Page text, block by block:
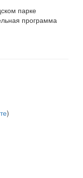
парке
программа
)